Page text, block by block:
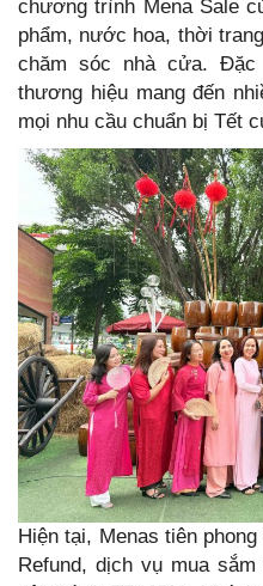
chương trình Mena Sale
phẩm, nước hoa, thời
chăm sóc nhà cửa.
thương hiệu mang đến
mọi nhu cầu chuẩn bị Tết
Hiện tại, Menas tiên
Refund, dịch vụ mua